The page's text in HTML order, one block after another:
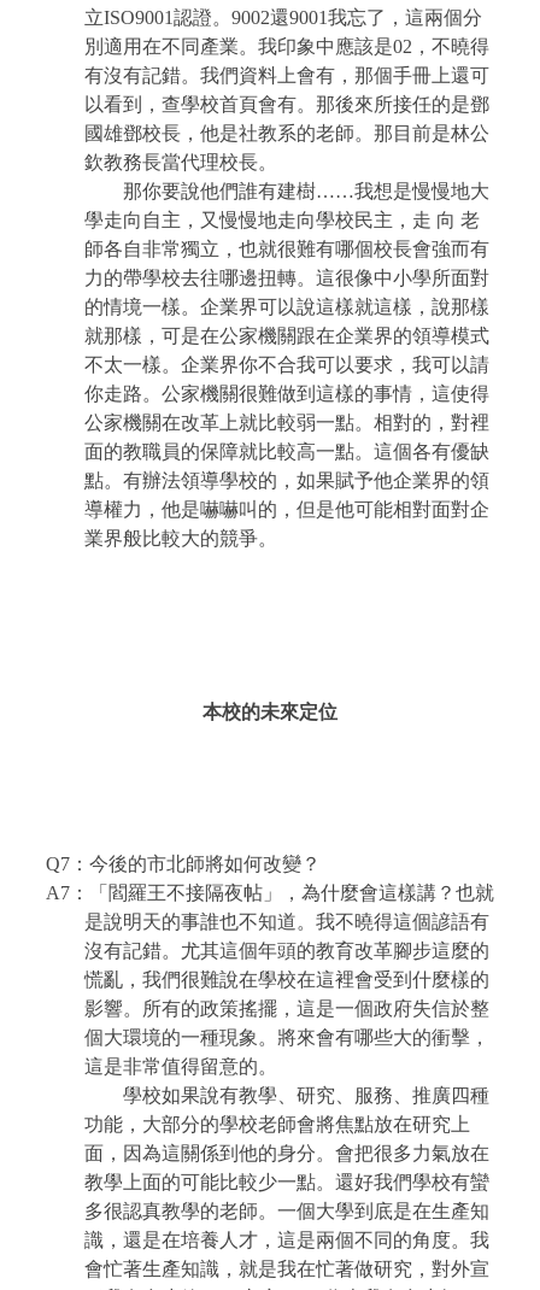
立ISO9001認證。 9002還9001我忘了，這兩個分
別適用在不同產業。我印象中應該是02 ，不曉得
有沒有記錯。我們資料上會有，那個手冊上還可
以看到，查學校首頁會有。那後來所接任的是鄧
國雄鄧校長，他是社教系的老師。那目前是林公
欽教務長當代理校長。
那你要說他們誰有建樹……我想是慢慢地大
學走向自主，又慢慢地走向學校民主，走 向 老
師各自非常獨立，也就很難有哪個校長會強而有
力的帶學校去往哪邊扭轉。這很像中小學所面對
的情境一樣。企業界可以說這樣就這樣，說那樣
就那樣，可是在公家機關跟在企業界的領導模式
不太一樣。企業界你不合我可以要求，我可以請
你走路。公家機關很難做到這樣的事情，這使得
公家機關在改革上就比較弱一點。相對的，對裡
面的教職員的保障就比較高一點。這個各有優缺
點。有辦法領導學校的，如果賦予他企業界的領
導權力，他是嚇嚇叫的，但是他可能相對面對企
業界般比較大的競爭。
本校的未來定位
Q7 ：今後的市北師將如何改變？
A7 ：「閻羅王不接隔夜帖」，為什麼會這樣講？也就
是說明天的事誰也不知道。我不曉得這個諺語有
沒有記錯。尤其這個年頭的教育改革腳步這麼的
慌亂，我們很難說在學校在這裡會受到什麼樣的
影響。所有的政策搖擺，這是一個政府失信於整
個大環境的一種現象。將來會有哪些大的衝擊，
這是非常值得留意的。
學校如果說有教學、研究、服務、推廣四種
功能，大部分的學校老師會將焦點放在研究上
面，因為這關係到他的身分。會把很多力氣放在
教學上面的可能比較少一點。還好我們學校有蠻
多很認真教學的老師。一個大學到底是在生產知
識，還是在培養人才，這是兩個不同的角度。我
會忙著生產知識，就是我在忙著做研究，對外宣